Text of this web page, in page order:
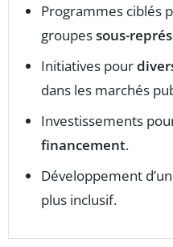
Programmes ciblés
groupessous-
Initiatives pour
dans les marchés
Investissements
financement.
Développement d’un
plus inclusif.